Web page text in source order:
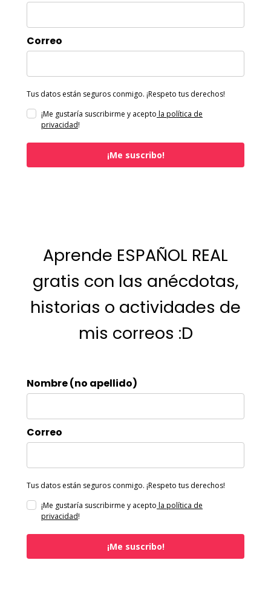
Correo
Tus datos están seguros conmigo. ¡Respeto tus derechos!
¡Me gustaría suscribirme y acepto la política de
privacidad!
¡Me suscribo!
Aprende ESPAÑOL REAL
gratis con las anécdotas,
historias o actividades de
mis correos :D
Nombre (no apellido)
Correo
Tus datos están seguros conmigo. ¡Respeto tus derechos!
¡Me gustaría suscribirme y acepto la política de
privacidad!
¡Me suscribo!